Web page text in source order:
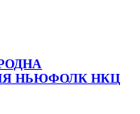
НЬЮФОЛК НКЦ